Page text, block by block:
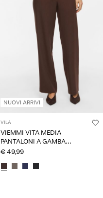
NUOVI ARRIVI
VILA
VIEMMI VITA MEDIA
PANTALONI A GAMBA
DRITTA
€ 49,99